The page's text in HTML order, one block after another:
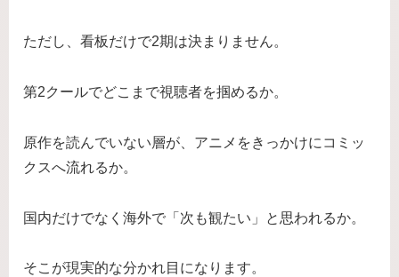
ただし、看板だけで2期は決まりません。
第2クールでどこまで視聴者を掴めるか。
原作を読んでいない層が、アニメをきっかけにコミッ
クスへ流れるか。
国内だけでなく海外で「次も観たい」と思われるか。
そこが現実的な分かれ目になります。